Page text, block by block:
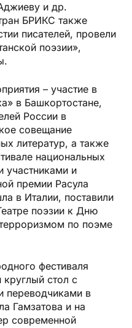
и др.
БРИКС также
писателей, провели
поэзии»,
– участие в
в Башкортостане,
России в
совещание
литератур, а также
национальных
участниками и
премии Расула
в Италии, поставили
поэзии к Дню
по поэме
фестиваля
стол с
переводчиками в
Гамзатова и на
современной